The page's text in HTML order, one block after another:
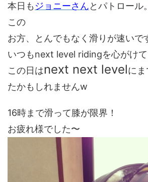
本日も ジョニーさんとパトロール。
この
お方、とんでもなく滑りが速いで
いつもnext level ridingを心がけ
この日はnext next levelに
たかもしれませんw
16時まで滑って膝が限界！
お疲れ様でした〜